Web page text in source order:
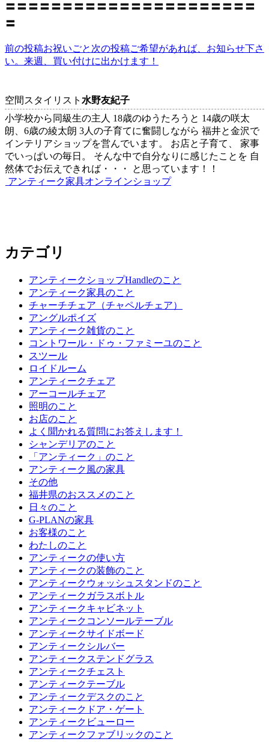
〓〓〓〓〓〓〓〓〓〓〓〓〓〓〓〓〓〓〓〓〓〓
〓
投
ビ
ゲ
ー
シ
ョ
前の投稿お祝いごと 次の投稿ご希望があれば、お知らせ下さ
い。来週、買い付けに出かけます！
空間スタイリスト 水野友紀子
小学校から同級生の主人 18歳のゆうたろうと 14歳の咲太
朗、6歳の綾太朗 3人の子育てに奮闘しながら 福井と金沢で
インテリアショップを営んでいます。 お店と子育て、 家事
でいっぱいの毎日。 そんな中で自分なりに感じたことを 自
然体でお伝えできれば・・・ と思っています！！
アンティーク家具オンラインショップ
カテゴリ
アンティークショップHandleのこと
アンティーク家具のこと
チャーチチェア（チャペルチェア）
アングルポイズ
アンティーク雑貨のこと
コントワール・ドゥ・ファミーユのこと
スツール
ロイドルーム
アンティークチェア
アーコールチェア
照明のこと
お店のこと
よく聞かれる質問にお答えします！
シャンデリアのこと
「アンティーク」のこと
アンティーク風の家具
その他
福井県のおススメのこと
日々のこと
G-PLANの家具
お客様のこと
わたしのこと
アンティークの使い方
アンティークの装飾のこと
アンティークウォッシュスタンドのこと
アンティークガラスボトル
アンティークキャビネット
アンティークコンソールテーブル
アンティークサイドボード
アンティークシルバー
アンティークステンドグラス
アンティークチェスト
アンティークテーブル
アンティークデスクのこと
アンティークドア・ゲート
アンティークビューロー
アンティークファブリックのこと